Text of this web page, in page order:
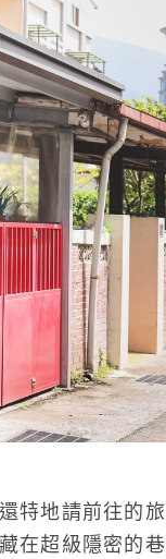
特地請前往的旅
在超級隱密的巷